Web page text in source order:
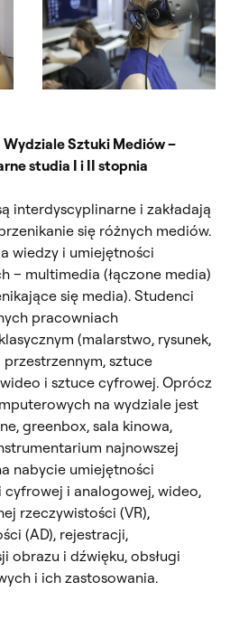
Sztuki Mediów –
studia I i II stopnia
interdyscyplinarne i zakładają
się różnych mediów.
wiedzy i umiejętności
– multimedia (łączone media)
się media). Studenci
pracowniach
(malarstwo, rysunek,
sztuce
i sztuce cyfrowej. Oprócz
na wydziale jest
greenbox, sala kinowa,
najnowszej
nabycie umiejętności
cyfrowej i analogowej, wideo,
rzeczywistości (VR),
(AD), rejestracji,
obrazu i dźwięku, obsługi
i ich zastosowania.